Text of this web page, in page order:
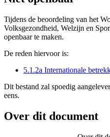
Tijdens de beoordeling van het
Volksgezondheid, Welzijn en
openbaar te maken.
De reden hiervoor is:
5.1.2a Internationale
Dit bestand zal spoedig
eens.
Over dit document